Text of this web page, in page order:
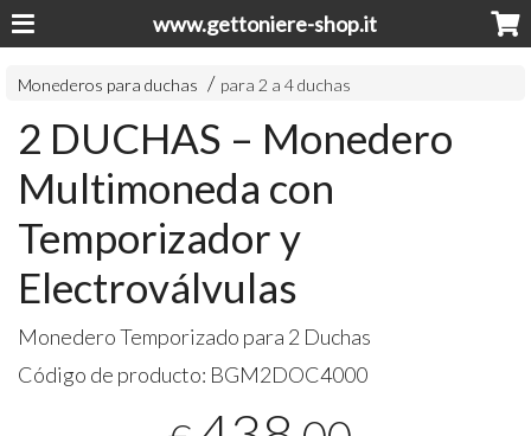
www.gettoniere-shop.it
Monederos para duchas para 2 a 4 duchas
2 DUCHAS – Monedero
Multimoneda con
Temporizador y
Electroválvulas
Monedero Temporizado para 2 Duchas
Código de producto: BGM2DOC4000